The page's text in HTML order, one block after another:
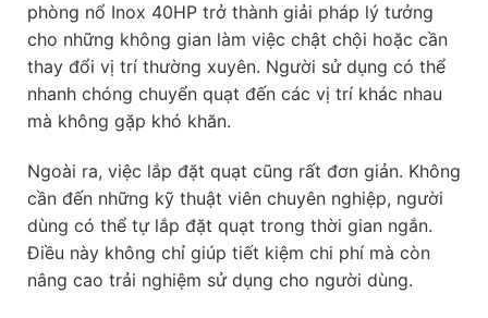
phòng nổ Inox 40HP trở thành giải pháp lý tưởng
cho những không gian làm việc chật chội hoặc cần
thay đổi vị trí thường xuyên. Người sử dụng có thể
nhanh chóng chuyển quạt đến các vị trí khác nhau
mà không gặp khó khăn.
Ngoài ra, việc lắp đặt quạt cũng rất đơn giản. Không
cần đến những kỹ thuật viên chuyên nghiệp, người
dùng có thể tự lắp đặt quạt trong thời gian ngắn.
Điều này không chỉ giúp tiết kiệm chi phí mà còn
nâng cao trải nghiệm sử dụng cho người dùng.